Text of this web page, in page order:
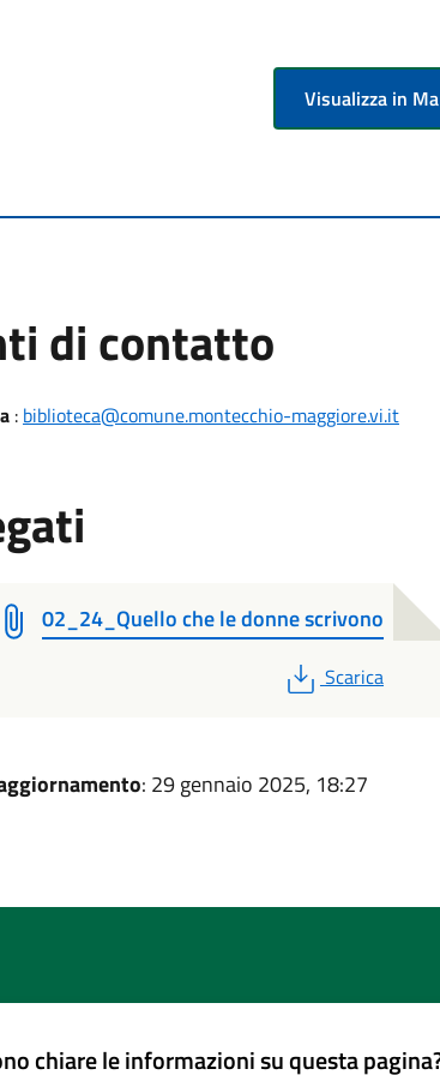
Visualizza in
di contatto
: biblioteca@comune.montecchio-maggiore.vi.it
02_24_Quello che le donne scrivono
PDF
Scarica
: 29 gennaio 2025, 18:27
chiare le informazioni su questa